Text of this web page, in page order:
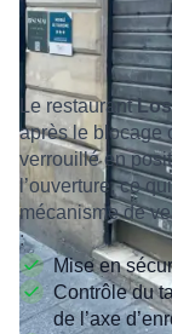
Le restaurant
après le blocage
verrouillé en
l’ouverture, ce
mécanisme de
:
Mise en
Contrôle du
de l’axe